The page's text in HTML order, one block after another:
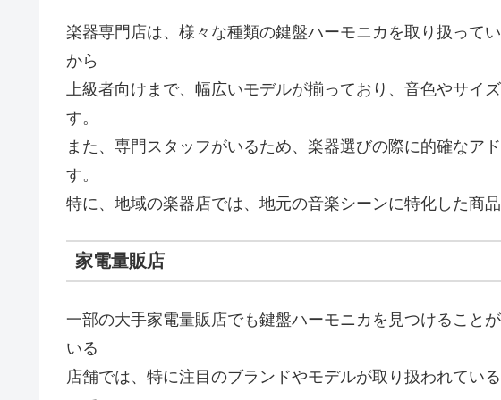
楽器専門店は、様々な種類の鍵盤ハーモニカを取り扱って
から
上級者向けまで、幅広いモデルが揃っており、音色やサイ
す。
また、専門スタッフがいるため、楽器選びの際に的確なア
す。
特に、地域の楽器店では、地元の音楽シーンに特化した商
家電量販店
一部の大手家電量販店でも鍵盤ハーモニカを見つけること
いる
店舗では、特に注目のブランドやモデルが取り扱われてい